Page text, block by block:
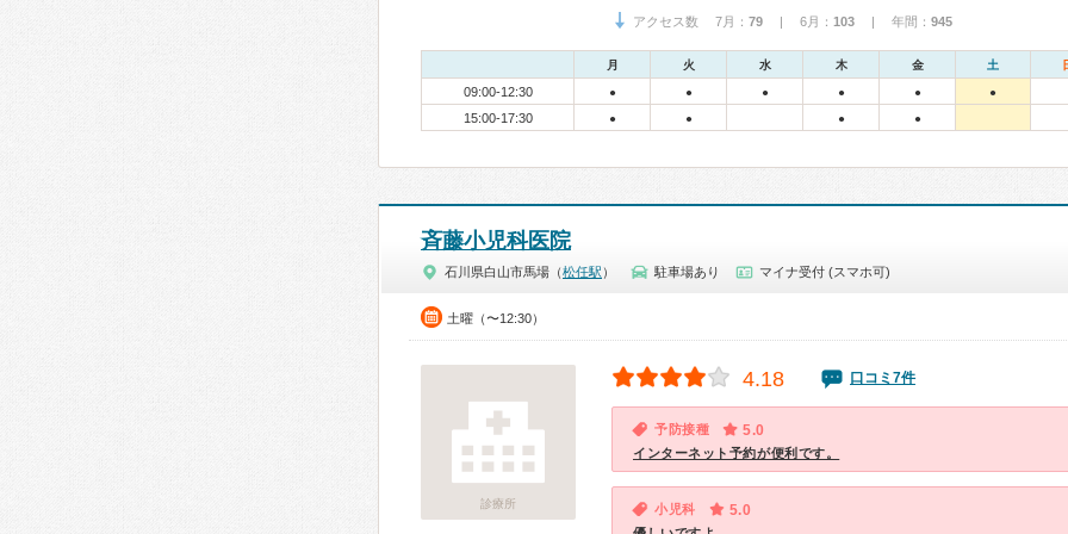
アクセス数 7月： 79 | 6月： 103 | 年間： 945
月 火 水 木 金 土
09:00-12:30 ● ● ● ● ● ●
15:00-17:30 ● ● ● ●
斉藤小児科医院
石川県白山市馬場（松任駅 ） 駐車場あり マイナ受付 (スマホ可)
土曜（〜12:30）
診療所
4.18 口コミ7件
予防接種 5.0
インターネット予約が便利です。
小児科 5.0